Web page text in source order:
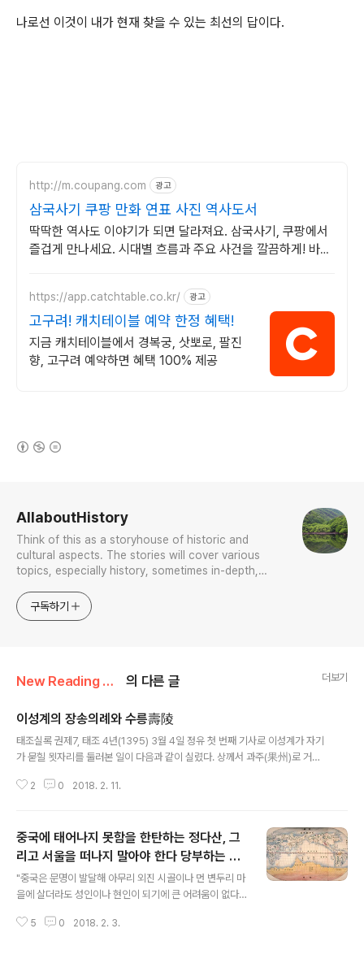
나로선 이것이 내가 현재 찾을 수 있는 최선의 답이다.
http://m.coupang.com 광고
삼국사기 쿠팡 만화 연표 사진 역사도서
딱딱한 역사도 이야기가 되면 달라져요. 삼국사기, 쿠팡에서
즐겁게 만나세요. 시대별 흐름과 주요 사건을 깔끔하게! 바쁜
https://app.catchtable.co.kr/ 광고
고구려! 캐치테이블 예약 한정 혜택!
지금 캐치테이블에서 경복궁, 삿뽀로, 팔진
향, 고구려 예약하면 혜택 100% 제공
AllaboutHistory
Think of this as a storyhouse of historic and
cultural aspects. The stories will cover various
topics, especially history, sometimes in-depth,
approach will be to resist any common sense or
generalized viewpoint
구독하기
New Reading of History and Histories 의 다른 글 더보기
이성계의 장송의례와 수릉壽陵
태조실록 권제7, 태조 4년(1395) 3월 4일 정유 첫 번째 기사로 이성계가 자기
가 묻힐 묏자리를 둘러본 일이 다음과 같이 실렸다. 상께서 과주(果州)로 거둥
선상(船上)에서 술상을 차리고 여러 신하가 차례로 술잔을 올렸다. 정도전이 나
물색하오니, 신은 슬픔을 이기지 못하옵니다” 하고 흐느껴 눈물 흘리니, 임금이
말했다. “편안한 날에 미리 정하려고 하는 것인데 어찌하여 우는가?” 왕심촌(往
尋村) 노상(路上)에 이르러 임금이 말을 달려 노루를 쏘려 했지만, 마부 박부금
(朴夫..
2 0 2018. 2. 11.
중국에 태어나지 못함을 한탄하는 정다산, 그
리고 서울을 떠나지 말아야 한다 당부하는 정
다산
"중국은 문명이 발달해 아무리 외진 시골이나 먼 변두리 마
을에 살더라도 성인이나 현인이 되기에 큰 어려움이 없다.
태고적처럼 원시사회다. 하물며 멀고먼 시골은 어떠하랴?
5 0 2018. 2. 3.